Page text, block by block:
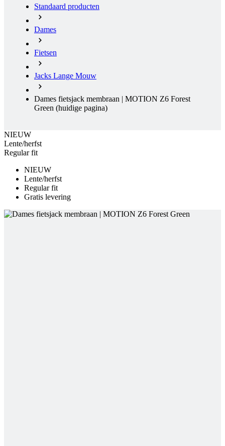
Standaard producten
Dames
Fietsen
Jacks Lange Mouw
Dames fietsjack membraan | MOTION Z6 Forest
Green (huidige pagina)
NIEUW
Lente/herfst
Regular fit
NIEUW
Lente/herfst
Regular fit
Gratis levering